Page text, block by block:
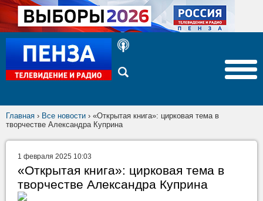
Главная › Все новости › «Открытая книга»: цирковая тема в
творчестве Александра Куприна
1 февраля 2025 10:03
«Открытая книга»: цирковая тема в
творчестве Александра Куприна